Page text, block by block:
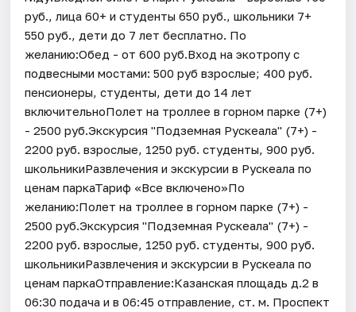
руб., лица 60+ и студенты 650 руб., школьники 7+
550 руб., дети до 7 лет бесплатно. По
желанию:Обед - от 600 руб.Вход на экотропу с
подвесными мостами: 500 руб взрослые; 400 руб.
пенсионеры, студенты, дети до 14 лет
включительноПолет на троллее в горном парке (7+)
- 2500 руб.Экскурсия "Подземная Рускеала" (7+) -
2200 руб. взрослые, 1250 руб. студенты, 900 руб.
школьникиРазвлечения и экскурсии в Рускеала по
ценам паркаТариф «Все включено»По
желанию:Полет на троллее в горном парке (7+) -
2500 руб.Экскурсия "Подземная Рускеала" (7+) -
2200 руб. взрослые, 1250 руб. студенты, 900 руб.
школьникиРазвлечения и экскурсии в Рускеала по
ценам паркаОтправление:Казанская площадь д.2 в
06:30 подача и в 06:45 отправление, ст. м. Проспект